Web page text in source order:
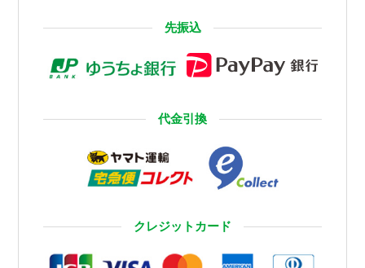
先振込
代金引換
クレジットカード